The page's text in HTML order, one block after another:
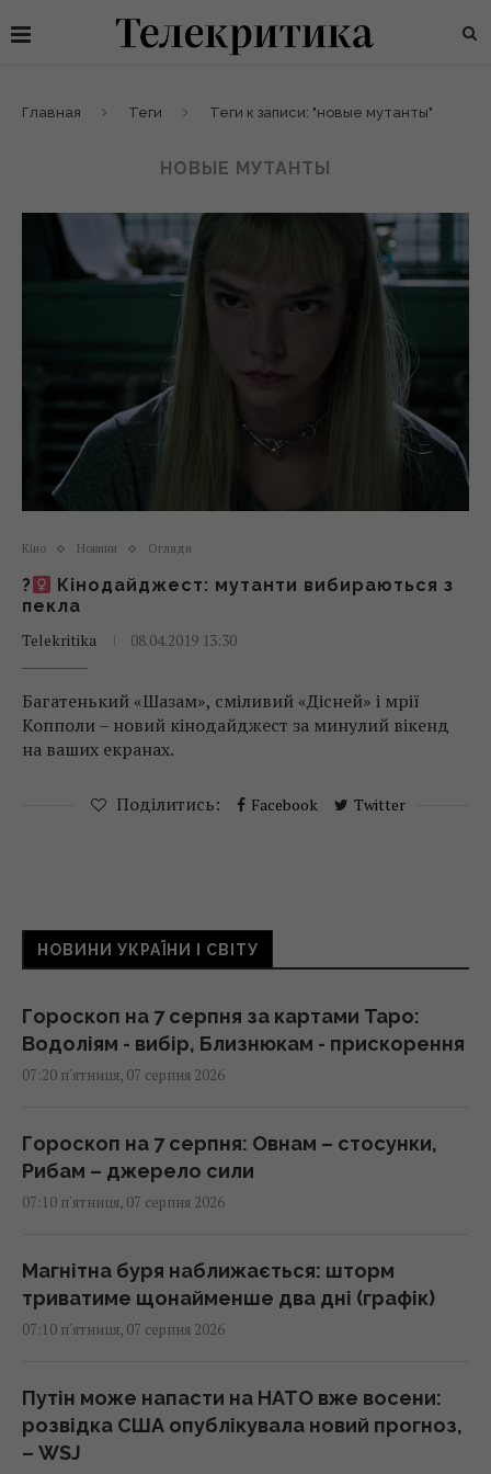
Главная Теги Теги к записи: "новые мутанты"
НОВЫЕ МУТАНТЫ
Кіно Новини Огляди
?
Кінодайджест: мутанти вибираються з
пекла
Telekritika
08.04.2019 13:30
Багатенький «Шазам», сміливий «Дісней» і мрії
Копполи – новий кінодайджест за минулий вікенд
на ваших екранах.
Поділитись: Facebook Twitter
НОВИНИ УКРАЇНИ І СВІТУ
Гороскоп на 7 серпня за картами Таро:
Водоліям - вибір, Близнюкам - прискорення
07:20 п'ятниця, 07 серпня 2026
Гороскоп на 7 серпня: Овнам – стосунки,
Рибам – джерело сили
07:10 п'ятниця, 07 серпня 2026
Магнітна буря наближається: шторм
триватиме щонайменше два дні (графік)
07:10 п'ятниця, 07 серпня 2026
Путін може напасти на НАТО вже восени:
розвідка США опублікувала новий прогноз,
– WSJ